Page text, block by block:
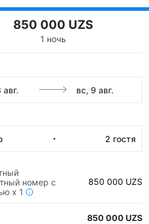
850 000 UZS
1 ночь
2 гостя
номер с
x 1 i
850 000 UZS
850 000 UZS